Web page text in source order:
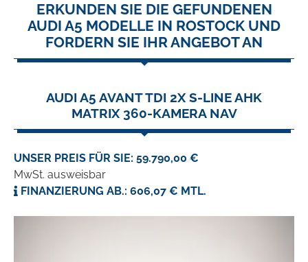
ERKUNDEN SIE DIE GEFUNDENEN
AUDI A5 MODELLE IN ROSTOCK UND
FORDERN SIE IHR ANGEBOT AN
AUDI A5 AVANT TDI 2X S-LINE AHK
MATRIX 360-KAMERA NAV
UNSER PREIS FÜR SIE: 59.790,00 €
MwSt. ausweisbar
FINANZIERUNG AB.: 606,07 € MTL.